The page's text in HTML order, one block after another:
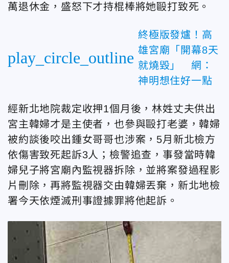
萬退休金，盛怒下才持棍棒將她毆打致死。
play_circle_outline
終極版發爐！高
雄宮廟「開幕8天
就燒毀」 網：
神明想住好一點
經新北地院裁定收押1個月後，林姓丈夫供出
宮主韓婦才是主使者，也參與毆打老婆，韓婦
被約談後咬出鍾女哥哥也涉案，5月新北檢方
依傷害致死起訴3人；檢警追查，事發當時韓
婦兒子將宮廟內監視器拆除，並將案發過程影
片刪除，再將監視器交由韓婦丟棄，新北地檢
署今天依煙滅刑事證據罪將他起訴。